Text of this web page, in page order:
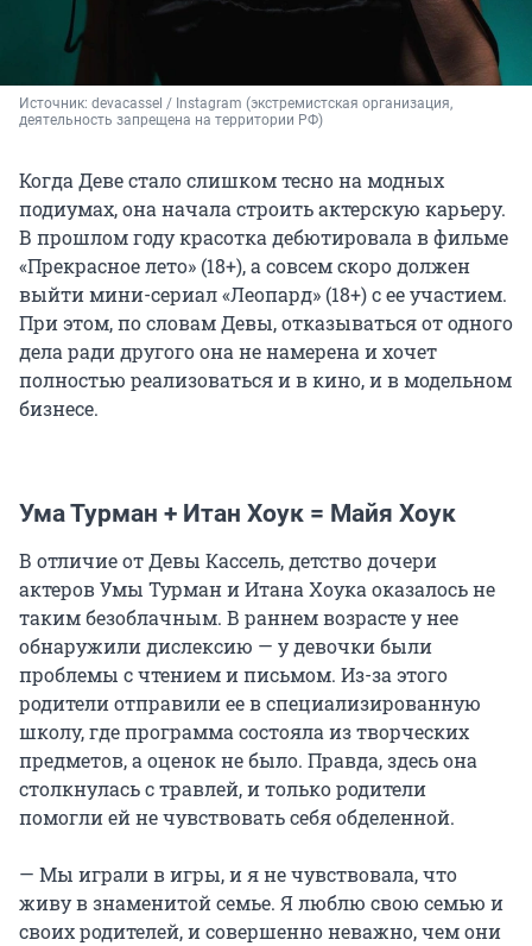
Источник: devacassel / Instagram (экстремистская организация,
деятельность запрещена на территории РФ)
Когда Деве стало слишком тесно на модных
подиумах, она начала строить актерскую карьеру.
В прошлом году красотка дебютировала в фильме
«Прекрасное лето» (18+), а совсем скоро должен
выйти мини-сериал «Леопард» (18+) с ее участием.
При этом, по словам Девы, отказываться от одного
дела ради другого она не намерена и хочет
полностью реализоваться и в кино, и в модельном
бизнесе.
Ума Турман + Итан Хоук = Майя Хоук
В отличие от Девы Кассель, детство дочери
актеров Умы Турман и Итана Хоука оказалось не
таким безоблачным. В раннем возрасте у нее
обнаружили дислексию — у девочки были
проблемы с чтением и письмом. Из-за этого
родители отправили ее в специализированную
школу, где программа состояла из творческих
предметов, а оценок не было. Правда, здесь она
столкнулась с травлей, и только родители
помогли ей не чувствовать себя обделенной.
— Мы играли в игры, и я не чувствовала, что
живу в знаменитой семье. Я люблю свою семью и
своих родителей, и совершенно неважно, чем они